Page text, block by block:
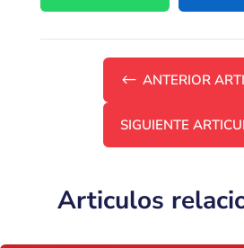
# ANTERIOR
SIGUIENTE
Articulos